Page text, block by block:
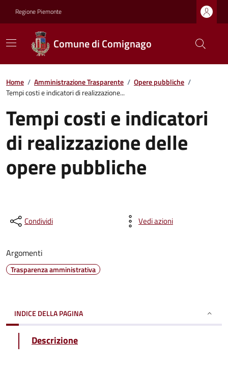
Regione Piemonte
Comune di Comignago
Home / Amministrazione Trasparente / Opere pubbliche /
Tempi costi e indicatori di realizzazione...
Tempi costi e indicatori
di realizzazione delle
opere pubbliche
Condividi Vedi azioni
Argomenti
Trasparenza amministrativa
INDICE DELLA PAGINA
Descrizione